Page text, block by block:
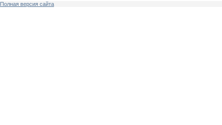
Полная версия сайта